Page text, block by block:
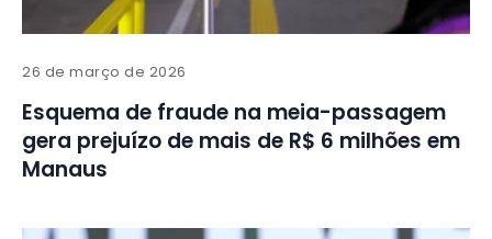
26 de março de 2026
Esquema de fraude na meia-passagem
gera prejuízo de mais de R$ 6 milhões em
Manaus